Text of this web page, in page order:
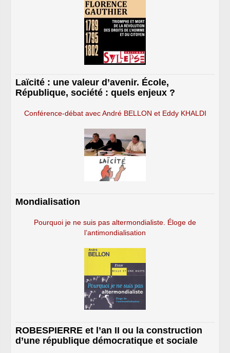
Laïcité : une valeur d’avenir. École,
République, société : quels enjeux ?
Conférence-débat avec André BELLON et Eddy KHALDI
Mondialisation
Pourquoi je ne suis pas altermondialiste. Éloge de
l’antimondialisation
ROBESPIERRE et l’an II ou la construction
d’une république démocratique et sociale